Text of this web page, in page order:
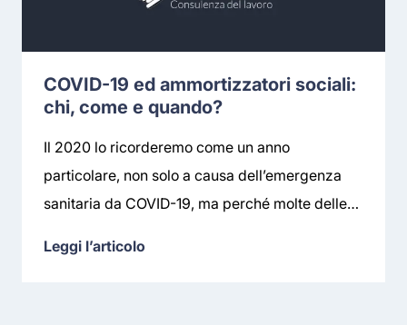
COVID-19 ed ammortizzatori sociali:
chi, come e quando?
Il 2020 lo ricorderemo come un anno
particolare, non solo a causa dell’emergenza
sanitaria da COVID-19, ma perché molte delle…
Leggi l’articolo